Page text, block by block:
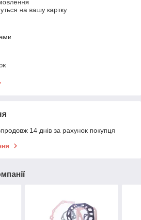
на вашу картку
14 днів за рахунок покупця